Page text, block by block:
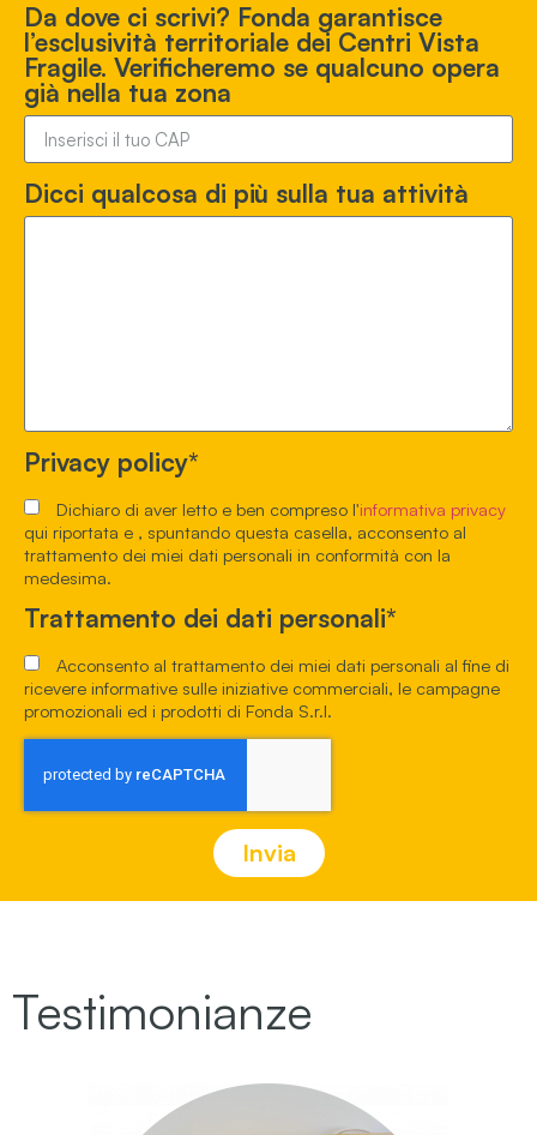
Da dove ci scrivi? Fonda garantisce
l’esclusività territoriale dei Centri Vista
Fragile. Verificheremo se qualcuno opera
già nella tua zona
Dicci qualcosa di più sulla tua attività
Privacy policy*
Dichiaro di aver letto e ben compreso l'informativa privacy
qui riportata e , spuntando questa casella, acconsento al
trattamento dei miei dati personali in conformità con la
medesima.
Trattamento dei dati personali*
Acconsento al trattamento dei miei dati personali al fine di
ricevere informative sulle iniziative commerciali, le campagne
promozionali ed i prodotti di Fonda S.r.l.
Invia
Testimonianze